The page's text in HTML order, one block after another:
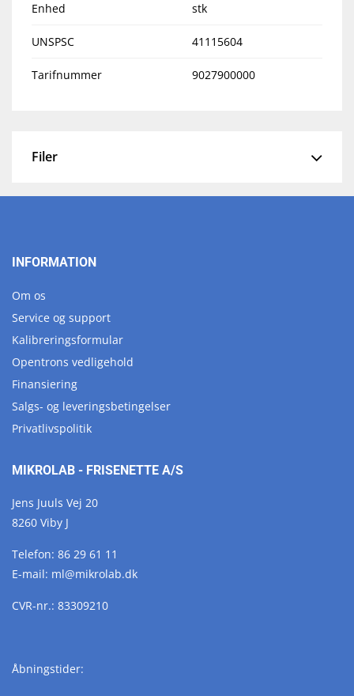
Enhed stk
UNSPSC 41115604
Tarifnummer 9027900000
Filer
INFORMATION
Om os
Service og support
Kalibreringsformular
Opentrons vedligehold
Finansiering
Salgs- og leveringsbetingelser
Privatlivspolitik
MIKROLAB - FRISENETTE A/S
Jens Juuls Vej 20
8260 Viby J
Telefon: 86 29 61 11
E-mail: ml@mikrolab.dk
CVR-nr.: 83309210
Åbningstider: